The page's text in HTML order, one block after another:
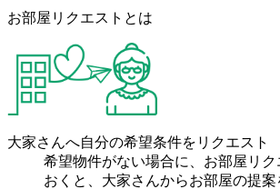
お部屋リクエストとは
大家さんへ自分の希望条件をリクエスト
希望物件がない場合に、お部屋リ
おくと、大家さんからお部屋の提